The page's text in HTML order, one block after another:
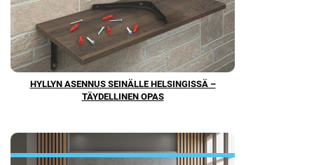
HYLLYN ASENNUS SEINÄLLE HELSINGISSÄ –
TÄYDELLINEN OPAS